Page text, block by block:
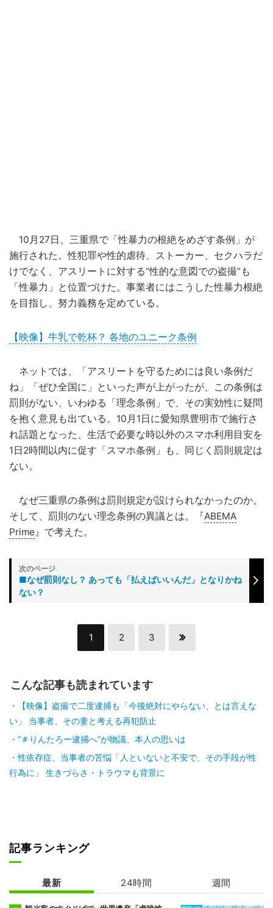
10月27日、三重県で「性暴力の根絶をめざす条例」が
施行された。性犯罪や性的虐待、ストーカー、セクハラだ
けでなく、アスリートに対する“性的な意図での盗撮”も
「性暴力」と位置づけた。事業者にはこうした性暴力根絶
を目指し、努力義務を定めている。
【映像】牛乳で乾杯？ 各地のユニーク条例
ネットでは、「アスリートを守るためには良い条例だ
ね」「ぜひ全国に」といった声が上がったが、この条例は
罰則がない、いわゆる「理念条例」で、その実効性に疑問
を抱く意見も出ている。10月1日に愛知県豊明市で施行さ
れ話題となった、生活で必要な時以外のスマホ利用目安を
1日2時間以内に促す「スマホ条例」も、同じく罰則規定は
ない。
なぜ三重県の条例は罰則規定が設けられなかったのか。
そして、罰則のない理念条例の異議とは。『ABEMA
Prime 』で考えた。
■なぜ罰則なし？ あっても「払えばいいんだ」となりかね
ない？
1 2 3
こんな記事も読まれています
【映像】盗撮で二度逮捕も「今後絶対にやらない、とは言えな
い」 当事者、その妻と考える再犯防止
“＃りんたろー逮捕へ”が物議、本人の思いは
性依存症、当事者の苦悩「人といないと不安で、その手段が性
行為に」 生きづらさ・トラウマも背景に
記事ランキング
最新 24時間 週間